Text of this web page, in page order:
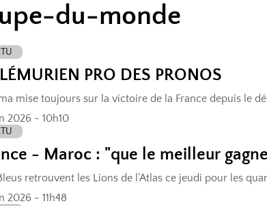
du-monde